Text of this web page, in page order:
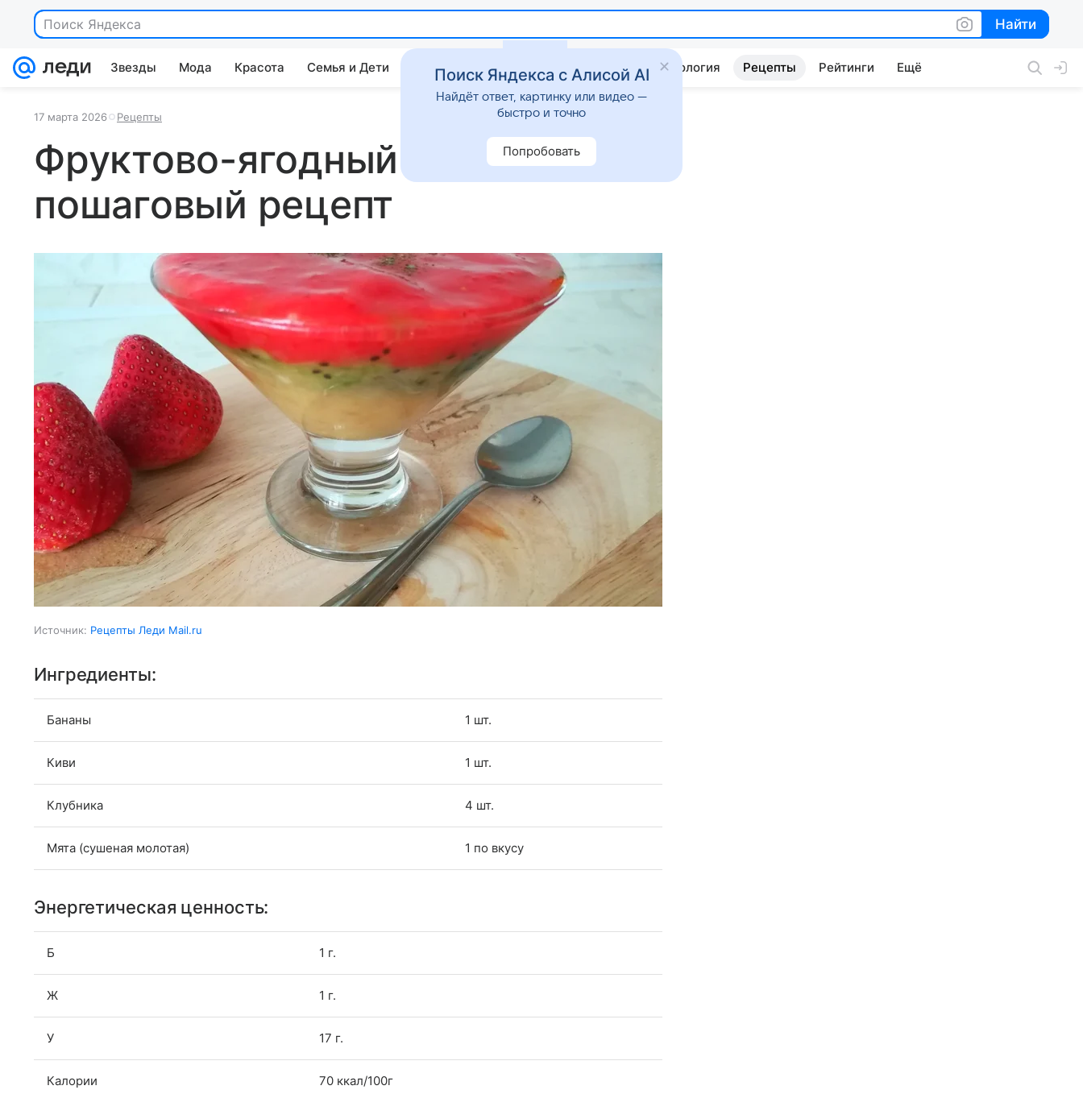
Поиск Яндекса Найти
Найти
Звезды Мода Красота Семья и Дети Дом Гороскопы Стиль жизни Психология Рецепты Рейтинги Ещё
17 марта 2026 Рецепты
Фруктово-ягодный десерт:
пошаговый рецепт
Источник: Рецепты Леди Mail.ru
Ингредиенты:
Бананы 1 шт.
Киви 1 шт.
Клубника 4 шт.
Мята (сушеная молотая) 1 по вкусу
Энергетическая ценность:
Б 1 г.
Ж 1 г.
У 17 г.
Калории 70 ккал/100г
Поиск Яндекса с Алисой AI
Найдёт ответ, картинку или видео —
быстро и точно
Попробовать